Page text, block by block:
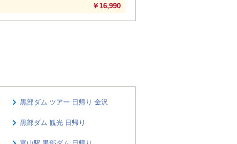
￥16,990
黒部ダム ツアー 日帰り 金沢
黒部ダム 観光 日帰り